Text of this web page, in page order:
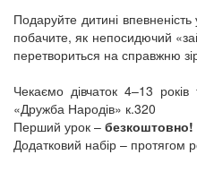
Подаруйте дитині
побачите, як непосидючий
перетвориться на справжню
Чекаємо дівчаток 4–13
«Дружба Народів» к.320
Перший урок – безкоштовно!
Додатковий набір – протягом